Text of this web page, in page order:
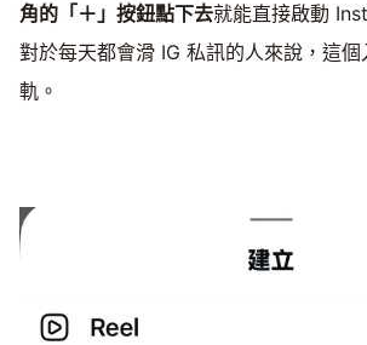
角的「＋」按鈕點下去就能直接啟動
對於每天都會滑 IG 私訊的人來說，這
軌。